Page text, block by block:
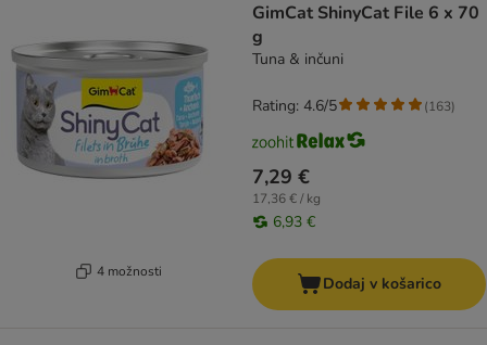
4 možnosti
GimCat ShinyCat File 6 x 70
g
Tuna & inčuni
7,29 €
17,36 € / kg
6,93 €
Rating: 4.6/5 (163)
Dodaj v košarico